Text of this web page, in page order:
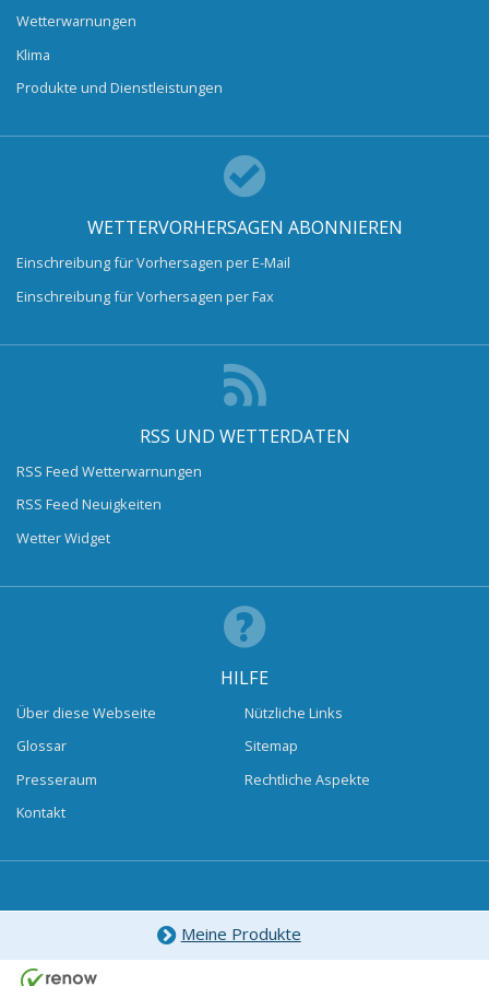
Wetterwarnungen
Klima
Produkte und Dienstleistungen
WETTERVORHERSAGEN ABONNIEREN
Einschreibung für Vorhersagen per E-Mail
Einschreibung für Vorhersagen per Fax
RSS UND WETTERDATEN
RSS Feed Wetterwarnungen
RSS Feed Neuigkeiten
Wetter Widget
HILFE
Über diese Webseite
Glossar
Presseraum
Kontakt
Nützliche Links
Sitemap
Rechtliche Aspekte
Meine Produkte